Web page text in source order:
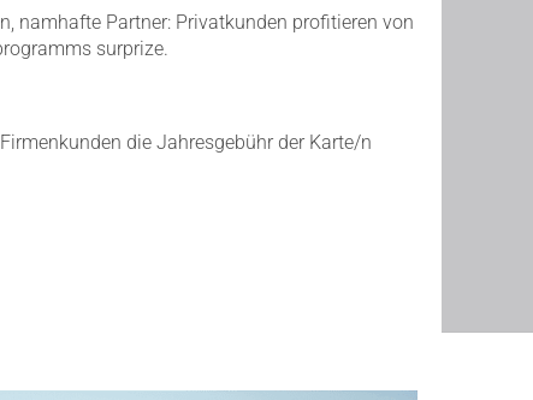
namhafte Partner: Privatkunden profitieren von
surprize.
die Jahresgebühr der Karte/n